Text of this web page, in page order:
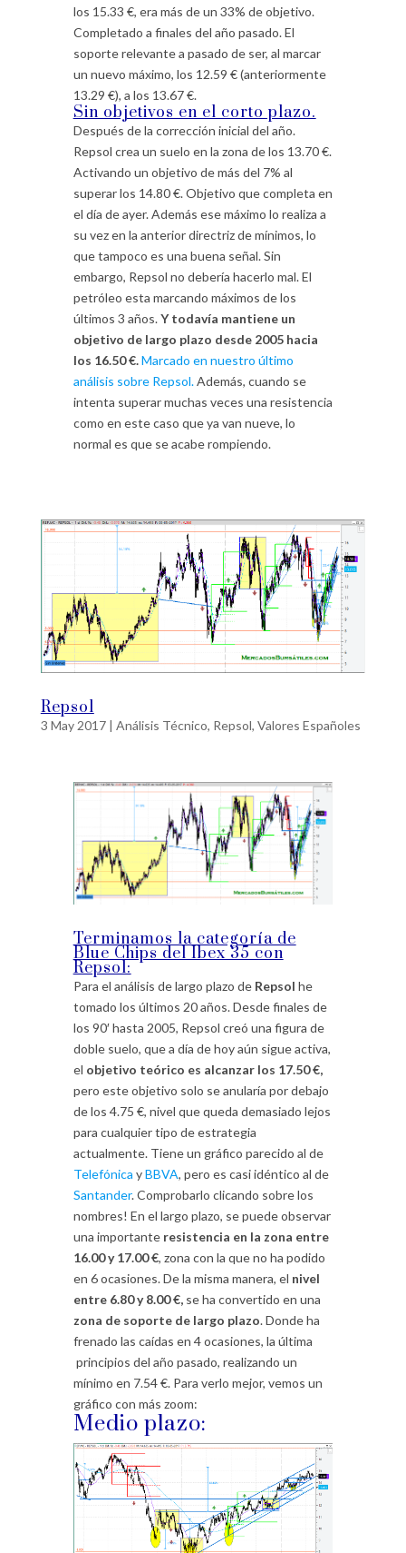
los 15.33 €, era más de un 33% de objetivo.
Completado a finales del año pasado. El
soporte relevante a pasado de ser, al marcar
un nuevo máximo, los 12.59 € (anteriormente
13.29 €), a los 13.67 €.
Sin objetivos en el corto plazo.
Después de la corrección inicial del año.
Repsol crea un suelo en la zona de los 13.70 €.
Activando un objetivo de más del 7% al
superar los 14.80 €. Objetivo que completa en
el día de ayer. Además ese máximo lo realiza a
su vez en la anterior directriz de mínimos, lo
que tampoco es una buena señal. Sin
embargo, Repsol no debería hacerlo mal. El
petróleo esta marcando máximos de los
últimos 3 años.Y todavía mantiene un
objetivo de largo plazo desde 2005 hacia
los 16.50 €.Marcado en nuestro último
análisis sobre Repsol.Además, cuando se
intenta superar muchas veces una resistencia
como en este caso que ya van nueve, lo
normal es que se acabe rompiendo.
Repsol
3 May 2017| Análisis Técnico, Repsol, Valores Españoles
Terminamos la categoría de
Blue Chips del Ibex 35 con
Repsol:
Para el análisis de largo plazo de Repsol he
tomado los últimos 20 años. Desde finales de
los 90′ hasta 2005, Repsol creó una figura de
doble suelo, que a día de hoy aún sigue activa,
el objetivo teórico es alcanzar los 17.50 €,
pero este objetivo solo se anularía por debajo
de los 4.75 €, nivel que queda demasiado lejos
para cualquier tipo de estrategia
actualmente. Tiene un gráfico parecido al de
Telefónica yBBVA, pero es casi idéntico al de
Santander. Comprobarlo clicando sobre los
nombres! En el largo plazo, se puede observar
una importanteresistencia en la zona entre
16.00 y 17.00 €, zona con la que no ha podido
en 6 ocasiones. De la misma manera, el nivel
entre 6.80 y 8.00 €,se ha convertido en una
zona de soporte de largo plazo. Donde ha
frenado las caídas en 4 ocasiones, la última
principios del año pasado, realizando un
mínimo en 7.54 €. Para verlo mejor, vemos un
gráfico con más zoom:
Medio plazo: